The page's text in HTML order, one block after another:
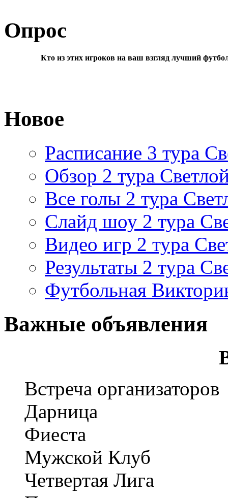
Опрос
Кто из этих игроков на ваш взгляд лучший
Новое
Расписание 3 тура
Обзор 2 тура
Все голы 2 тура
Слайд шоу 2 тура
Видео игр 2 тура
Результаты 2 тура
Футбольная
Важные объявления
Встреча организаторов
Дарница
Фиеста
Мужской Клуб
Четвертая Лига